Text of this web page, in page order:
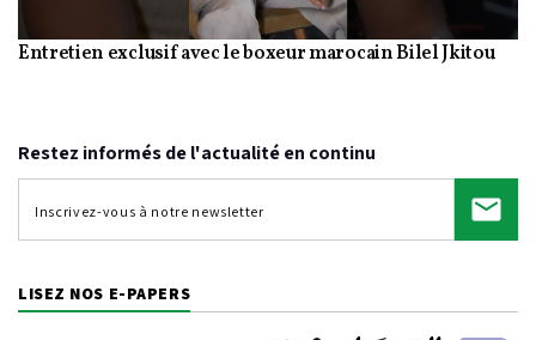
Video
Entretien exclusif avec le boxeur marocain Bilel Jkitou
Restez informés de l'actualité en continu
LISEZ NOS E-PAPERS